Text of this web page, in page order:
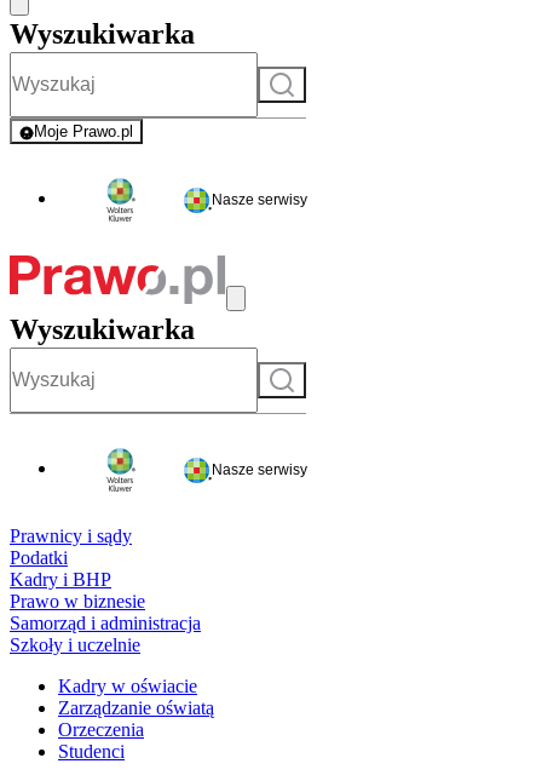
Wyszukiwarka
Szukaj
Moje Prawo.pl
- rejestracja i logowanie do serwisu
Nasze serwisy
Wyszukiwarka
Szukaj
Nasze serwisy
Prawnicy i sądy
Podatki
Kadry i BHP
Prawo w biznesie
Samorząd i administracja
Szkoły i uczelnie
Kadry w oświacie
Zarządzanie oświatą
Orzeczenia
Studenci